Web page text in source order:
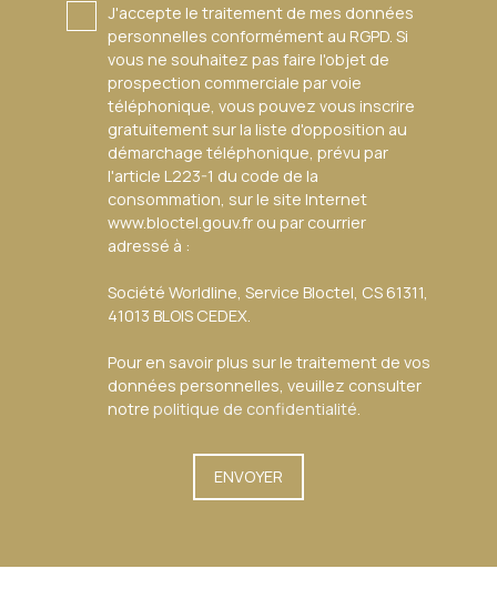
J'accepte le traitement de mes données
personnelles conformément au RGPD. Si
vous ne souhaitez pas faire l'objet de
prospection commerciale par voie
téléphonique, vous pouvez vous inscrire
gratuitement sur la liste d'opposition au
démarchage téléphonique, prévu par
l'article L223-1 du code de la
consommation, sur le site Internet
www.bloctel.gouv.fr ou par courrier
adressé à :
Société Worldline, Service Bloctel, CS 61311,
41013 BLOIS CEDEX.
Pour en savoir plus sur le traitement de vos
données personnelles, veuillez consulter
notre politique de confidentialité
ENVOYER